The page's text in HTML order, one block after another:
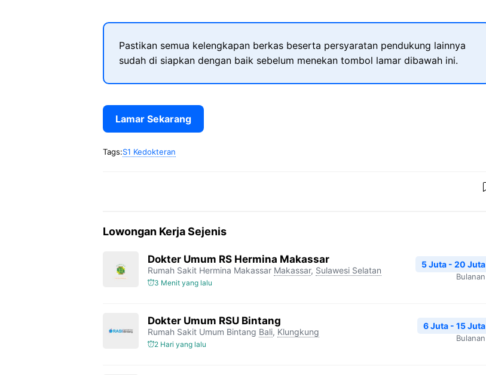
Pastikan semua kelengkapan berkas beserta persyaratan pendukung lainnya
sudah di siapkan dengan baik sebelum menekan tombol lamar dibawah ini.
Lamar Sekarang
Tags:S1 Kedokteran
Lowongan Kerja Sejenis
Dokter Umum RS Hermina Makassar
Rumah Sakit Hermina Makassar Makassar, Sulawesi Selatan
3 Menit yang lalu
5 Juta - 20 Juta
Bulanan
Dokter Umum RSU Bintang
Rumah Sakit Umum Bintang Bali, Klungkung
2 Hari yang lalu
6 Juta - 15 Juta
Bulanan